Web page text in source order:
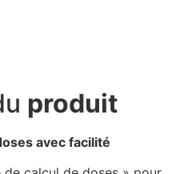
produit
avec facilité